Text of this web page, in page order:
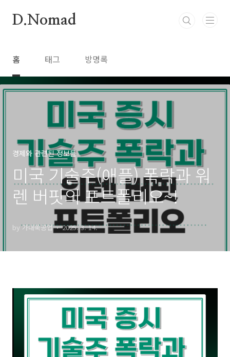
D.Nomad
홈 태그 방명록
경제와 관련된 정보들
미국 기술주(애플) 폭락과 워
렌 버핏의 포트폴리오~!
by 가내쑥공업 2025. 3. 14.